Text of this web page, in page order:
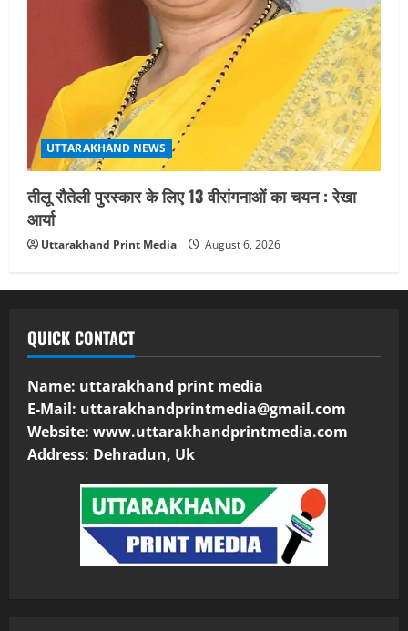
UTTARAKHAND NEWS
तीलू रौतेली पुरस्कार के लिए 13 वीरांगनाओं का चयन : रेखा
आर्या
Uttarakhand Print Media August 6, 2026
QUICK CONTACT
Name: uttarakhand print media
E-Mail: uttarakhandprintmedia@gmail.com
Website: www.uttarakhandprintmedia.com
Address: Dehradun, Uk